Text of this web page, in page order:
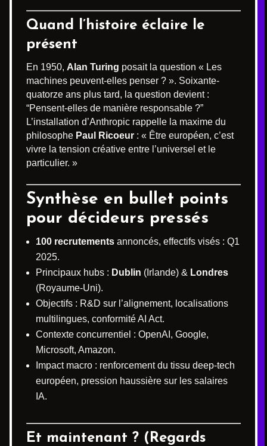
Quand l’histoire éclaire le
présent
En 1950, Alan Turing posait la question « Les
machines peuvent-elles penser ? ». Soixante-
quatorze ans plus tard, la question devient :
“Pensent-elles de manière responsable ?”
L’installation d’Anthropic rappelle la maxime du
philosophe Paul Ricoeur : « Être européen, c’est
vivre la tension créative entre l’universel et le
particulier. »
Synthèse en bullet points
pour décideurs pressés
100 recrutements annoncés, effectifs visés : Q1
2025.
Principaux hubs : Dublin (Irlande) & Londres
(Royaume-Uni).
Objectifs : R&D sur l’alignement, localisations
multilingues, conformité AI Act.
Contexte concurrentiel : OpenAI, Google,
Microsoft, Amazon.
Impact macro : renforcement du tissu deep-tech
européen, pression haussière sur les salaires
IA.
Et maintenant ? (Regards